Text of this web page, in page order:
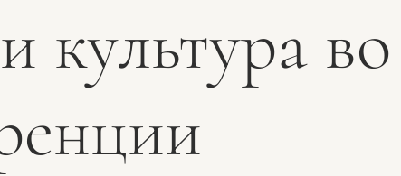
культура во